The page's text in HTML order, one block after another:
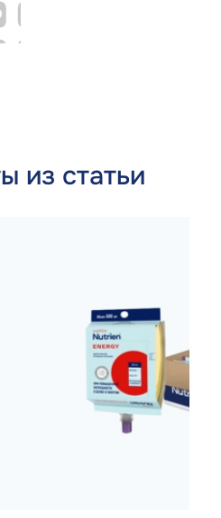
из статьи